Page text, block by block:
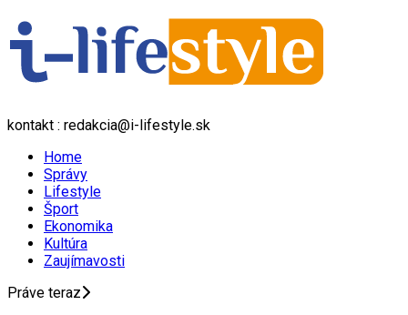
kontakt : redakcia@i-lifestyle.sk
Home
Správy
Lifestyle
Šport
Ekonomika
Kultúra
Zaujímavosti
Práve teraz